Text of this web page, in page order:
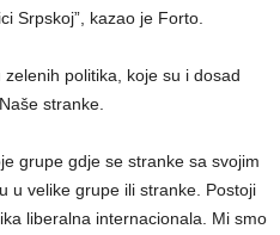
Srpskoj”, kazao je Forto.
politika, koje su i dosad
stranke.
grupe gdje se stranke sa svojim
u velike grupe ili stranke. Postoji
liberalna internacionala. Mi smo